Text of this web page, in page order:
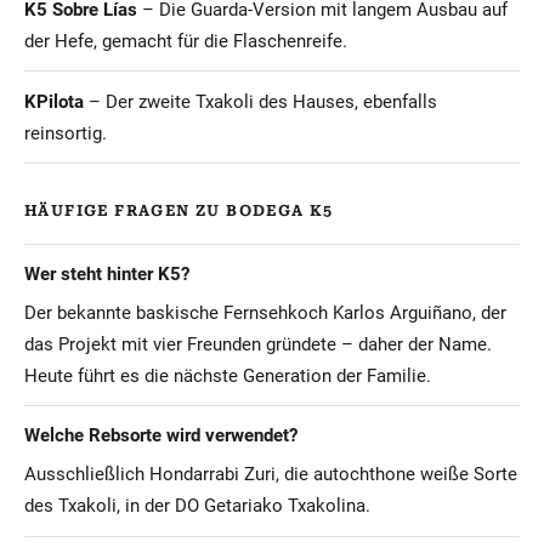
K5 Sobre Lías – Die Guarda-Version mit langem Ausbau auf
der Hefe, gemacht für die Flaschenreife.
KPilota – Der zweite Txakoli des Hauses, ebenfalls
reinsortig.
HÄUFIGE FRAGEN ZU BODEGA K5
Wer steht hinter K5?
Der bekannte baskische Fernsehkoch Karlos Arguiñano, der
das Projekt mit vier Freunden gründete – daher der Name.
Heute führt es die nächste Generation der Familie.
Welche Rebsorte wird verwendet?
Ausschließlich Hondarrabi Zuri, die autochthone weiße Sorte
des Txakoli, in der DO Getariako Txakolina.